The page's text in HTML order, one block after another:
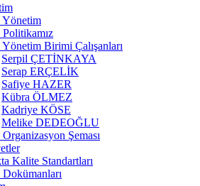
Birimi Çalışanları
Serpil ÇETİNKAYA
Serap ERÇELİK
Safiye HAZER
Kübra ÖLMEZ
Kadriye KÖSE
Melike DEDEOĞLU
Şeması
Kalite Standartları